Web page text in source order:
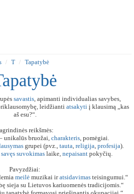
T Tapatybė
savastis, apimanti individualias savybes,
leidžianti atsakytiį klausimą „kas
aš esu?“.
reikšmės:
unikalūs bruožai, charakteris, pomėgiai.
grupei (pvz., tauta, religija, profesija).
savęs suvokimaslaike, nepaisantpokyčių.
Pavyzdžiai:
meilėmuzikai iratsidavimasteisingumui.“
sieja su Lietuvos kariuomenės tradicijomis.“